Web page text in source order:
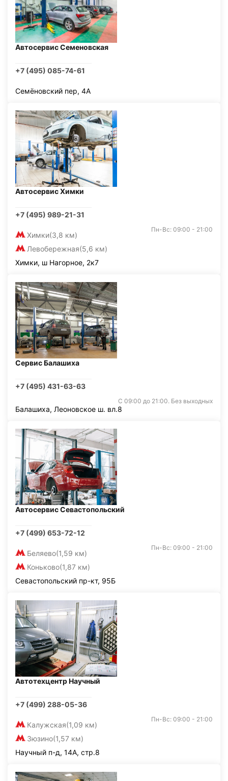
Автосервис Семеновская
+7 (495) 085-74-61
Семёновский пер, 4А
Автосервис Химки
+7 (495) 989-21-31
Химки(3,8 км)
Левобережная(5,6 км)
Пн-Вс: 09:00 - 21:00
Химки, ш Нагорное, 2к7
Сервис Балашиха
+7 (495) 431-63-63
С 09:00 до 21:00. Без выходных
Балашиха, Леоновское ш. вл.8
Автосервис Севастопольский
+7 (499) 653-72-12
Беляево(1,59 км)
Коньково(1,87 км)
Пн-Вс: 09:00 - 21:00
Севастопольский пр-кт, 95Б
Автотехцентр Научный
+7 (499) 288-05-36
Калужская(1,09 км)
Зюзино(1,57 км)
Пн-Вс: 09:00 - 21:00
Научный п-д, 14А, стр.8